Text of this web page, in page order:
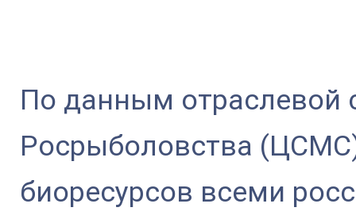
По данным отраслевой
Росрыболовства
биоресурсов всеми